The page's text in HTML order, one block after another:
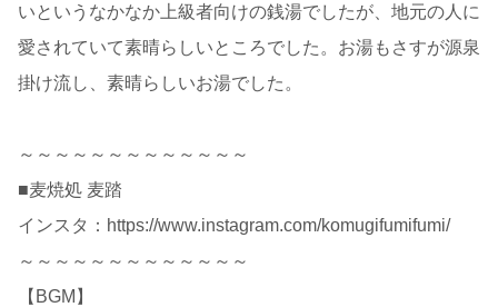
いというなかなか上級者向けの銭湯でしたが、地元の人に
愛されていて素晴らしいところでした。お湯もさすが源泉
掛け流し、素晴らしいお湯でした。
～～～～～～～～～～～～～
■麦焼処 麦踏
インスタ：https://www.instagram.com/komugifumifumi/
～～～～～～～～～～～～～
【BGM】